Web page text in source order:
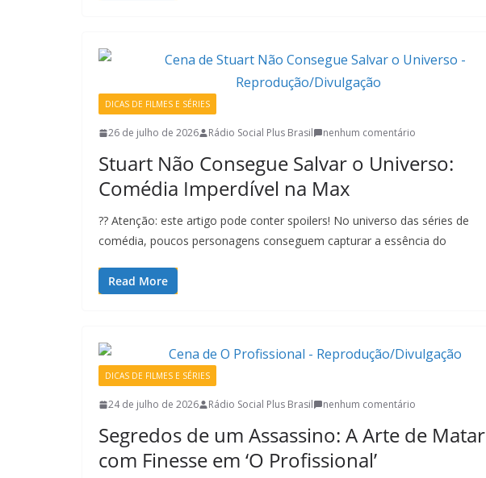
DICAS DE FILMES E SÉRIES
26 de julho de 2026 Rádio Social Plus Brasil nenhum comentário
Stuart Não Consegue Salvar o Universo:
Comédia Imperdível na Max
?? Atenção: este artigo pode conter spoilers! No universo das séries de
comédia, poucos personagens conseguem capturar a essência do
Read More
DICAS DE FILMES E SÉRIES
24 de julho de 2026 Rádio Social Plus Brasil nenhum comentário
Segredos de um Assassino: A Arte de Matar
com Finesse em ‘O Profissional’